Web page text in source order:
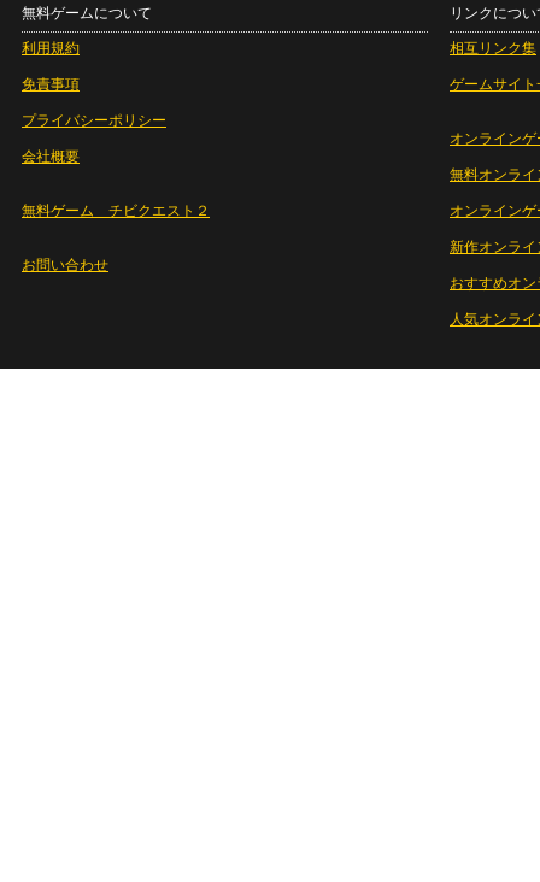
無料ゲームについて
利用規約
免責事項
プライバシーポリシー
会社概要
無料ゲーム チビクエスト２
お問い合わせ
リンクについ
相互リンク集
ゲームサイト
オンラインゲ
無料オンライ
オンライン
新作オンライ
おすすめオ
人気オンラ